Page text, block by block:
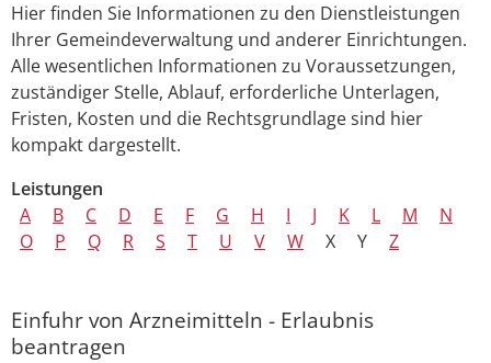
Hier finden Sie Informationen zu den Dienstleistungen
Ihrer Gemeindeverwaltung und anderer Einrichtungen.
Alle wesentlichen Informationen zu Voraussetzungen,
zuständiger Stelle, Ablauf, erforderliche Unterlagen,
Fristen, Kosten und die Rechtsgrundlage sind hier
kompakt dargestellt.
Leistungen
A
B C D E F G H I J K L M
N
O
P Q R S T U V W X Y Z
Einfuhr von Arzneimitteln - Erlaubnis
beantragen